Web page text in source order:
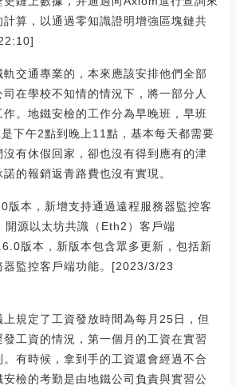
算，以通過零知識證明增強區塊鏈共
交通專業的，本來應該安排他們全部
在學校不知情的情況下，將一部分人
。地鐵安檢的工作分為早晚班，早班
下午2點到晚上11點，基本每天都需要
有休假回家，卻也沒有得到應有的津
的報銷返青路費也沒有實現。
本，新增支持通過遠程服務器監控客
開源以太坊共識（Eth2）客戶端
版本，新版本包含眾多更新，包括新
器監控客戶端功能。[2023/3/23
規定了工資發放時間為每月25日，但
工資的情況，第一個月的工資在實習
有時候，拿到手的工資還會經過不合
檢的考勤是由地鐵公司負責與實習公